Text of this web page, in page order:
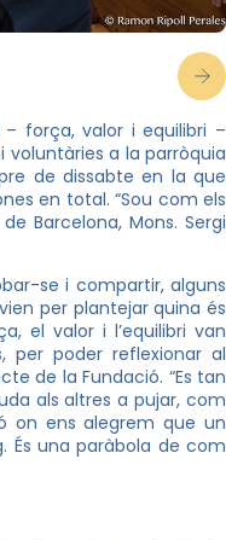
força, valor i equilibri –
a la parròquia
de dissabte en la que
en total. “Sou com els
Barcelona, Mons. Sergi
se i compartir, alguns
per plantejar quina és
el valor i l’equilibri van
per poder reflexionar al
de la Fundació. “Es tan
als altres a pujar, com
on ens alegrem que un
És una paràbola de com